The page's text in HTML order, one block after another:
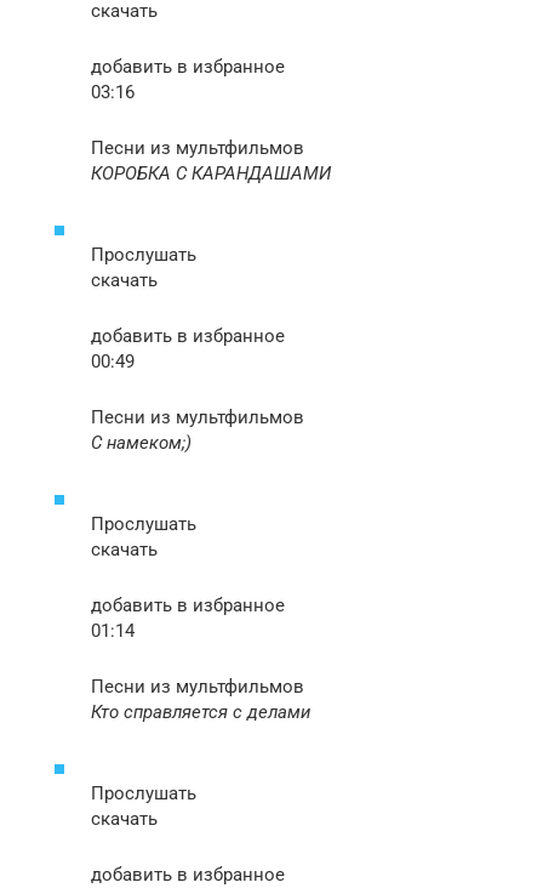
скачать
добавить в избранное
03:16
Песни из мультфильмов
КОРОБКА С КАРАНДАШАМИ
Прослушать
скачать
добавить в избранное
00:49
Песни из мультфильмов
С намеком;)
Прослушать
скачать
добавить в избранное
01:14
Песни из мультфильмов
Кто справляется с делами
Прослушать
скачать
добавить в избранное